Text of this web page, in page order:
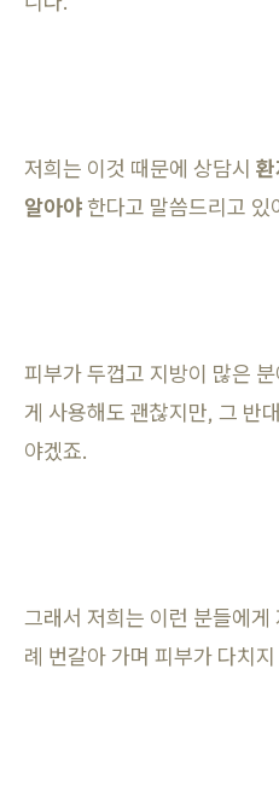
저희는 이것 때문에 상담시
알아야 한다고 말씀드리고 있
피부가 두껍고 지방이 많은
게 사용해도 괜찮지만, 그 반
야겠죠.
그래서 저희는 이런 분들에
례 번갈아 가며 피부가 다치